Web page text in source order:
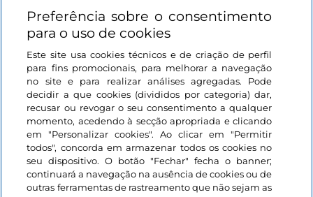
Ligações úteis
Iniciar sessão
Mantenha-se em contacto
Preferência sobre o consentimento
para o uso de cookies
Este site usa cookies técnicos e de criação de perfil
para fins promocionais, para melhorar a navegação
no site e para realizar análises agregadas. Pode
decidir a que cookies (divididos por categoria) dar,
recusar ou revogar o seu consentimento a qualquer
momento, acedendo à secção apropriada e clicando
em "Personalizar cookies". Ao clicar em "Permitir
todos", concorda em armazenar todos os cookies no
seu dispositivo. O botão "Fechar" fecha o banner;
continuará a navegação na ausência de cookies ou de
outras ferramentas de rastreamento que não sejam as